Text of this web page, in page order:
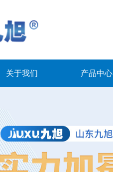
关于我们 产品中心